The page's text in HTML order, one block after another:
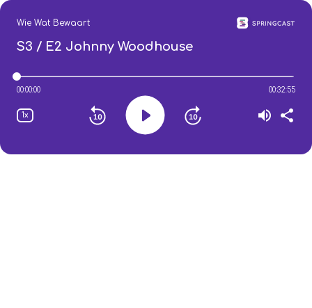
Wie Wat Bewaart
S3 / E2 Johnny Woodhouse
00:00:00 00:32:55
1x